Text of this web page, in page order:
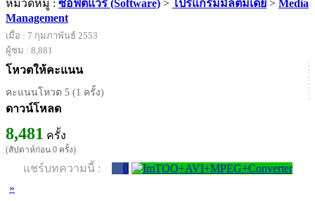
หมวดหมู่ : ซอฟต์แวร์ (Software) > โปรแกรมมัลติมีเดีย > Media
Management
เมื่อ : 7 กุมภาพันธ์ 2553
ผู้ชม : 8,881
โหวตให้คะแนน
คะแนนโหวต 5 (1 ครั้ง)
ดาวน์โหลด
8,481 ครั้ง
(สัปดาห์ก่อน 0 ครั้ง)
แชร์บทความนี้ :
0
»